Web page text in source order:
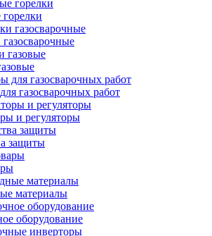
горелки
газосварочные
газосварочных работ
и регуляторы
защиты
материалы
оборудование